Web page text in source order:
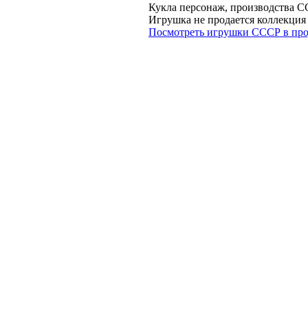
Кукла персонаж, производства
Игрушка не продается
Посмотреть игрушки СССР в